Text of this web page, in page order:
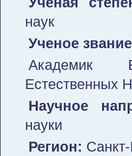
наук
Ученое
Академик
Естественных
Научное
науки
Регион: